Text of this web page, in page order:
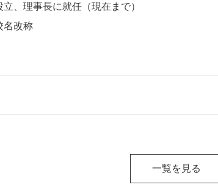
、理事長に就任（現在まで）
名改称
一覧を見る